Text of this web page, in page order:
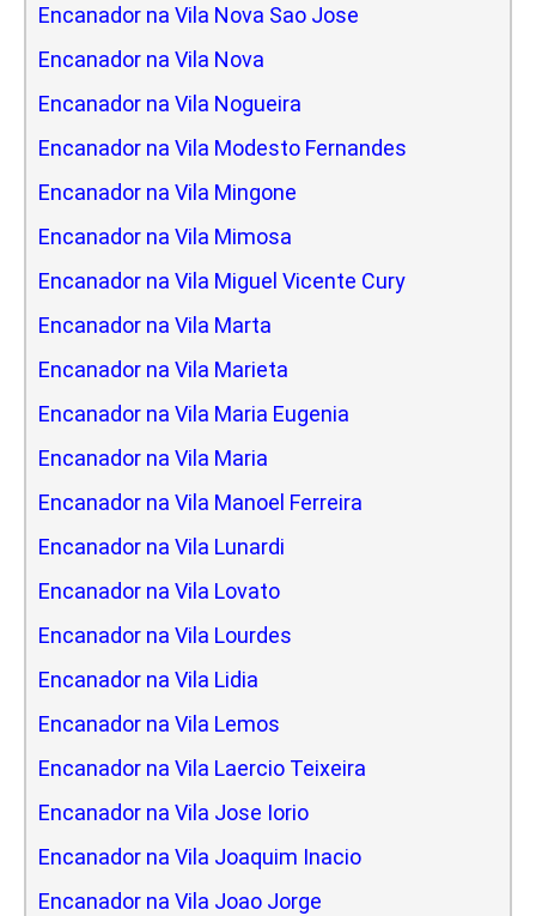
Encanador na Vila Nova Sao Jose
Encanador na Vila Nova
Encanador na Vila Nogueira
Encanador na Vila Modesto Fernandes
Encanador na Vila Mingone
Encanador na Vila Mimosa
Encanador na Vila Miguel Vicente Cury
Encanador na Vila Marta
Encanador na Vila Marieta
Encanador na Vila Maria Eugenia
Encanador na Vila Maria
Encanador na Vila Manoel Ferreira
Encanador na Vila Lunardi
Encanador na Vila Lovato
Encanador na Vila Lourdes
Encanador na Vila Lidia
Encanador na Vila Lemos
Encanador na Vila Laercio Teixeira
Encanador na Vila Jose Iorio
Encanador na Vila Joaquim Inacio
Encanador na Vila Joao Jorge